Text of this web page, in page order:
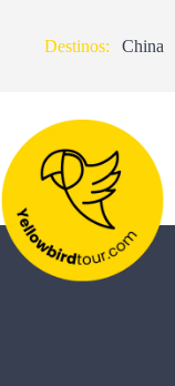
Destinos: China